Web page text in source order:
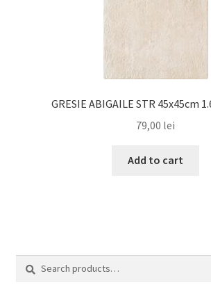
GRESIE ABIGAILE STR 45x45cm
79,00 lei
Add to cart
Search
Search